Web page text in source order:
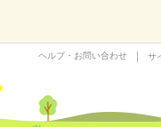
ヘルプ・お問い合わせ サ